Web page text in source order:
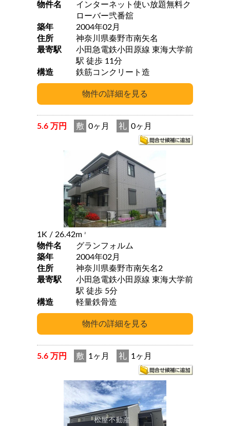
物件名
インターネット使い放題無料ク
ローバー弐番舘
築年
2004年02月
住所
神奈川県秦野市南矢名
最寄駅
小田急電鉄小田原線 東海大学前
駅 徒歩 11分
構造
鉄筋コンクリート造
5.6 万円 敷 0ヶ月 礼 0ヶ月
1K / 26.42m 2
物件名
グランフォルム
築年
2004年02月
住所
神奈川県秦野市南矢名2
最寄駅
小田急電鉄小田原線 東海大学前
駅 徒歩 5分
構造
軽量鉄骨造
5.6 万円 敷 1ヶ月 礼 1ヶ月